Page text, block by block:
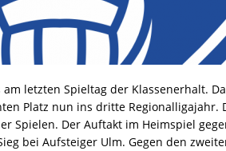
am letzten Spieltag der Klassenerhalt.
Platz nun ins dritte Regionalligajahr.
Spielen. Der Auftakt im Heimspiel
bei Aufsteiger Ulm. Gegen den